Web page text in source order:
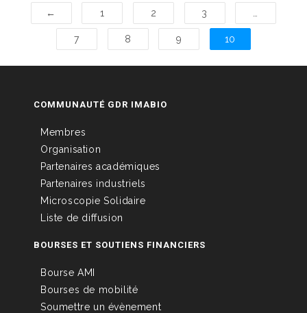
← 1 2 3
7 8 9 10
COMMUNAUTÉ GDR IMABIO
Membres
Organisation
Partenaires académiques
Partenaires industriels
Microscopie Solidaire
Liste de diffusion
BOURSES ET SOUTIENS FINANCIERS
Bourse AMI
Bourses de mobilité
Soumettre un évènement